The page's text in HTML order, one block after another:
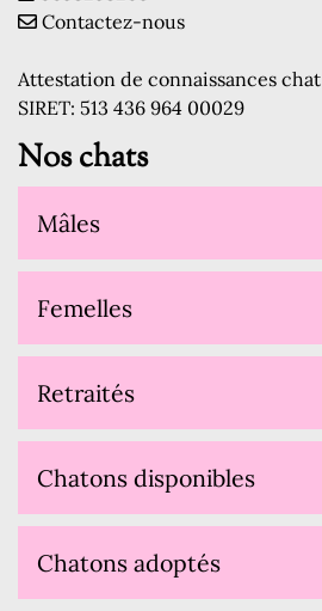
Contactez-nous
Attestation de connaissances
SIRET: 513 436 964 00029
Nos chats
Mâles
Femelles
Retraités
Chatons disponibles
Chatons adoptés